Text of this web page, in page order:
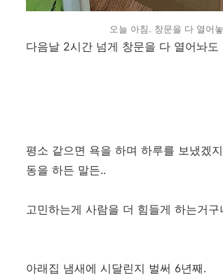
오늘 아침. 창문을 다 열어
다음날 2시간 넘게 창문을 다 열어놔도
평소 같으면 욕을 하며 하루를 보냈겠
동을 하든 말든..
고민하는게 사람을 더 힘들게 하는거구
아래집 냄새에 시달린지 벌써 6년째.